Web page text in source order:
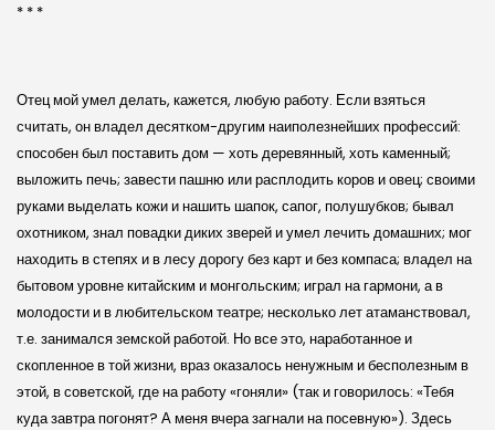
* * *
Отец мой умел делать, кажется, любую работу. Если взяться
считать, он владел десятком-другим наиполезнейших профессий:
способен был поставить дом — хоть деревянный, хоть каменный;
выложить печь; завести пашню или расплодить коров и овец; своими
руками выделать кожи и нашить шапок, сапог, полушубков; бывал
охотником, знал повадки диких зверей и умел лечить домашних; мог
находить в степях и в лесу дорогу без карт и без компаса; владел на
бытовом уровне китайским и монгольским; играл на гармони, а в
молодости и в любительском театре; несколько лет атаманствовал,
т.е. занимался земской работой. Но все это, наработанное и
скопленное в той жизни, враз оказалось ненужным и бесполезным в
этой, в советской, где на работу «гоняли» (так и говорилось: «Тебя
куда завтра погонят? А меня вчера загнали на посевную»). Здесь